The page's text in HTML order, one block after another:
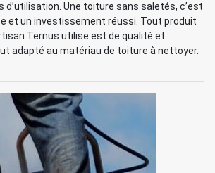
d’utilisation. Une toiture sans saletés, c’est
et un investissement réussi. Tout produit
Ternus utilise est de qualité et
adapté au matériau de toiture à nettoyer.